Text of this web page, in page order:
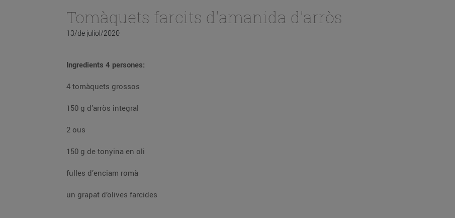
Tomàquets farcits d'amanida d'arròs
13/de juliol/2020
Ingredients 4 persones:
4 tomàquets grossos
150 g d’arròs integral
2 ous
150 g de tonyina en oli
fulles d’enciam romà
un grapat d’olives farcides